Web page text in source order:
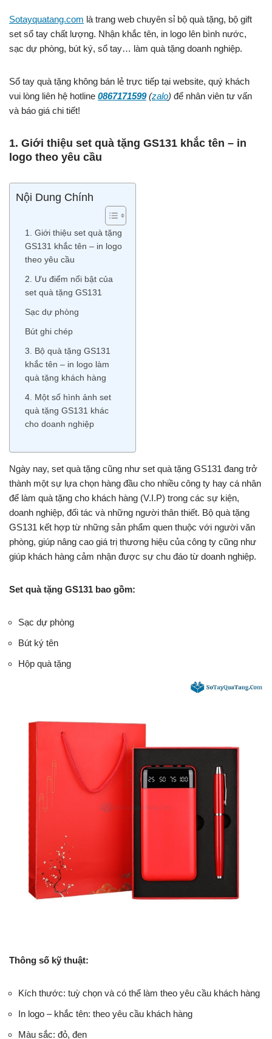
Sotayquatang.com là trang web chuyên sỉ bộ quà tặng, bộ gift
set sổ tay chất lượng. Nhận khắc tên, in logo lên bình nước,
sạc dự phòng, bút ký, sổ tay… làm quà tặng doanh nghiệp.
Sổ tay quà tặng không bán lẻ trực tiếp tại website, quý khách
vui lòng liên hệ hotline 0867171599(zalo) để nhân viên tư vấn
và báo giá chi tiết!
1. Giới thiệu set quà tặng GS131 khắc tên – in
logo theo yêu cầu
Nội Dung Chính
1. Giới thiệu set quà tặng
GS131 khắc tên – in logo
theo yêu cầu
2. Ưu điểm nổi bật của
set quà tặng GS131
Sạc dự phòng
Bút ghi chép
3. Bộ quà tặng GS131
khắc tên – in logo làm
quà tặng khách hàng
4. Một số hình ảnh set
quà tặng GS131 khác
cho doanh nghiệp
Ngày nay, set quà tặng cũng như set quà tặng GS131 đang trở
thành một sự lựa chọn hàng đầu cho nhiều công ty hay cá nhân
để làm quà tặng cho khách hàng (V.I.P) trong các sự kiện,
doanh nghiệp, đối tác và những người thân thiết. Bộ quà tặng
GS131 kết hợp từ những sản phẩm quen thuộc với người văn
phòng, giúp nâng cao giá trị thương hiệu của công ty cũng như
giúp khách hàng cảm nhận được sự chu đáo từ doanh nghiệp.
Set quà tặng GS131 bao gồm:
Sạc dự phòng
Bút ký tên
Hộp quà tặng
Thông số kỹ thuật:
Kích thước: tuỳ chọn và có thể làm theo yêu cầu khách hàng
In logo – khắc tên: theo yêu cầu khách hàng
Màu sắc: đỏ, đen